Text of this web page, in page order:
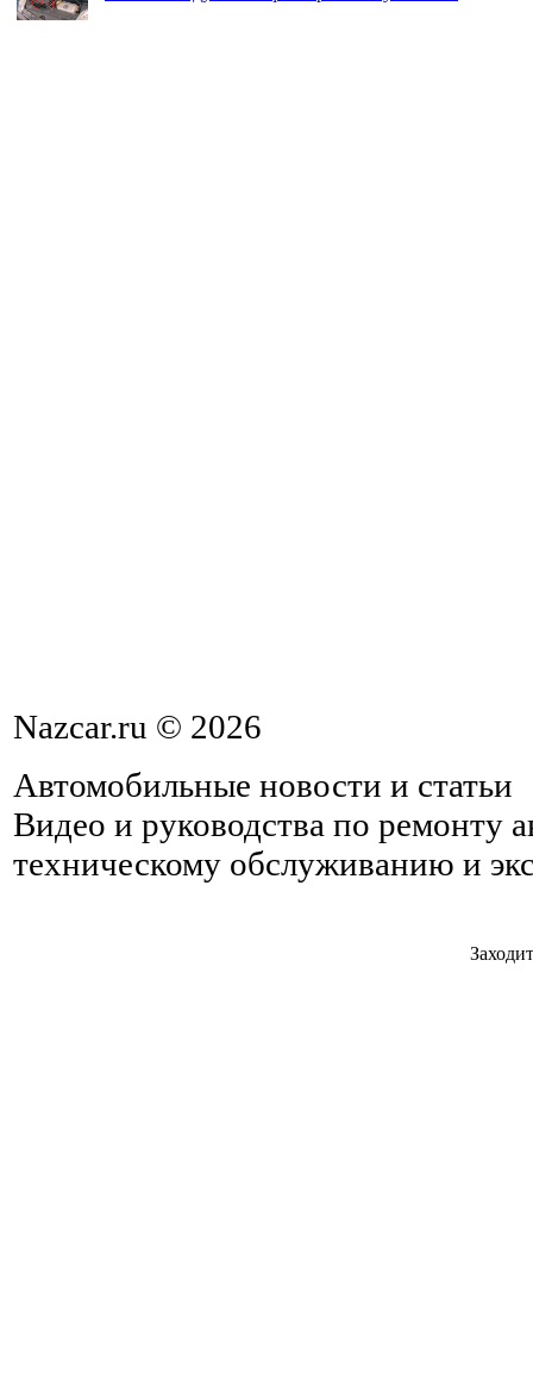
Nazcar.ru © 2026
Автомобильные новости и статьи
Видео и руководства по ремонту
техническому обслуживанию и